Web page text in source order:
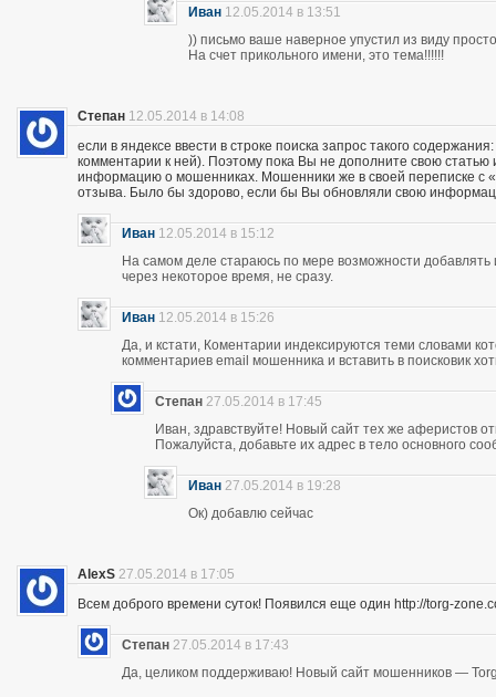
Иван 12.05.2014 в 13:51
)) письмо ваше наверное упустил из виду
На счет прикольного имени, это тема!!!!!!
Степан 12.05.2014 в 14:08
если в яндексе ввести в строке поиска запрос такого
комментарии к ней). Поэтому пока Вы не дополните свою
информацию о мошенниках. Мошенники же в своей переписке с
отзыва. Было бы здорово, если бы Вы обновляли свою
Иван 12.05.2014 в 15:12
На самом деле стараюсь по мере возможности
через некоторое время, не сразу.
Иван 12.05.2014 в 15:26
Да, и кстати, Коментарии индексируются теми словами
комментариев email мошенника и вставить в поисковик
Степан 27.05.2014 в 17:45
Иван, здравствуйте! Новый сайт тех же аферистов
Пожалуйста, добавьте их адрес в тело основного
Иван 27.05.2014 в 19:28
Ок) добавлю сейчас
AlexS 27.05.2014 в 17:05
Всем доброго времени суток! Появился еще один http://torg-
Степан 27.05.2014 в 17:43
Да, целиком поддерживаю! Новый сайт мошенников —